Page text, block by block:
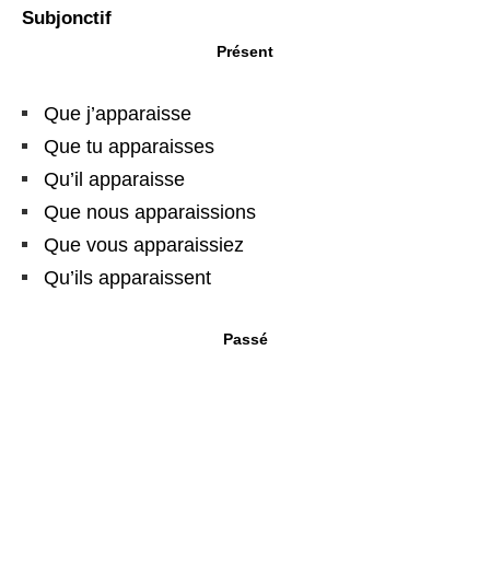
Subjonctif
Présent
Que j’apparaisse
Que tu apparaisses
Qu’il apparaisse
Que nous apparaissions
Que vous apparaissiez
Qu’ils apparaissent
Passé